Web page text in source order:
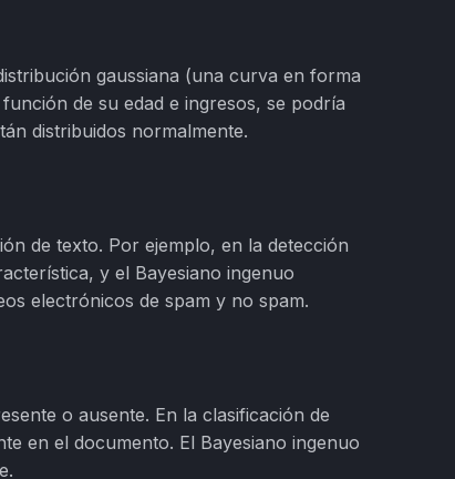
gaussiana (una curva en forma
de su edad e ingresos, se podría
distribuidos normalmente.
de texto. Por ejemplo, en la detección
y el Bayesiano ingenuo
electrónicos de spam y no spam.
o ausente. En la clasificación de
en el documento. El Bayesiano ingenuo